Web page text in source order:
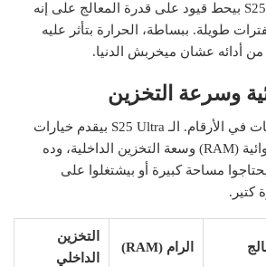
جدًا لجهاز زي الـ S25 Edge بيحط قيود على قدرة المعالج على إنه
طويلة. ببساطة، الحرارة بتأثر عليه
من أدائه عشان ميخربش الدنيا.
وسرعة التخزين
هنا بنشوف شوية فروقات في الأرقام. الـ S25 Ultra بيقدم خيارات
أعلى في الذاكرة العشوائية (RAM) وسعة التخزين الداخلية، وده
مساحة كبيرة أو بيشتغلوا على
كتير.
الرام (RAM)
التخزين
الداخلي